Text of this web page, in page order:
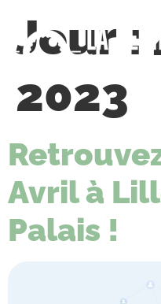
Jour :
2023
Avril à
Palais !